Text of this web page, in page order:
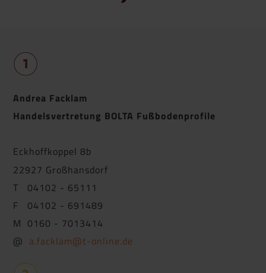
Andrea Facklam
Handelsvertretung BOLTA Fußbodenprofile
Eckhoffkoppel 8b
22927 Großhansdorf
T 04102 - 65111
F 04102 - 691489
M 0160 - 7013414
@ a.facklam@t-online.de